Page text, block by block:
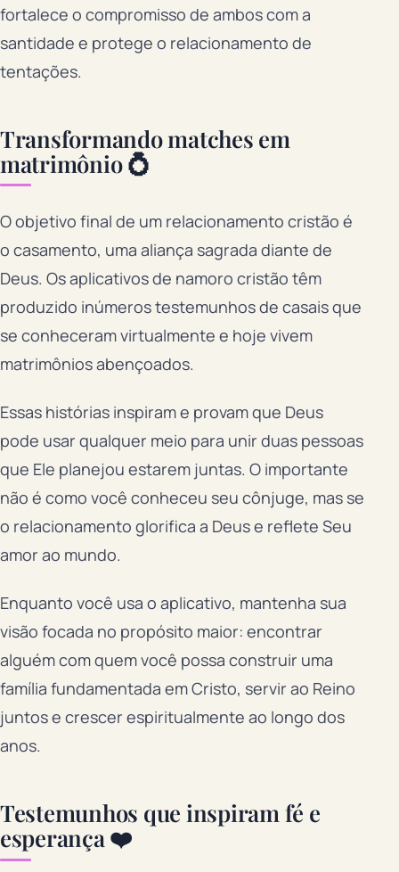
fortalece o compromisso de ambos com a
santidade e protege o relacionamento de
tentações.
Transformando matches em
matrimônio 💍
O objetivo final de um relacionamento cristão é
o casamento, uma aliança sagrada diante de
Deus. Os aplicativos de namoro cristão têm
produzido inúmeros testemunhos de casais que
se conheceram virtualmente e hoje vivem
matrimônios abençoados.
Essas histórias inspiram e provam que Deus
pode usar qualquer meio para unir duas pessoas
que Ele planejou estarem juntas. O importante
não é como você conheceu seu cônjuge, mas se
o relacionamento glorifica a Deus e reflete Seu
amor ao mundo.
Enquanto você usa o aplicativo, mantenha sua
visão focada no propósito maior: encontrar
alguém com quem você possa construir uma
família fundamentada em Cristo, servir ao Reino
juntos e crescer espiritualmente ao longo dos
anos.
Testemunhos que inspiram fé e
esperança ❤️